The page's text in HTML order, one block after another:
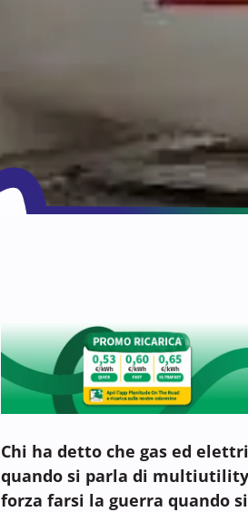
Chi ha detto che gas ed
quando si parla di
forza farsi la guerra quando